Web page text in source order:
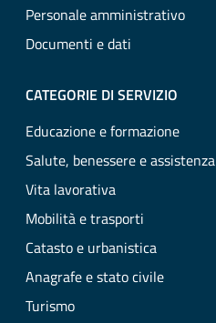
Personale amministrativo
Documenti e dati
CATEGORIE DI SERVIZIO
Educazione e formazione
Salute, benessere e assistenza
Vita lavorativa
Mobilità e trasporti
Catasto e urbanistica
Anagrafe e stato civile
Turismo